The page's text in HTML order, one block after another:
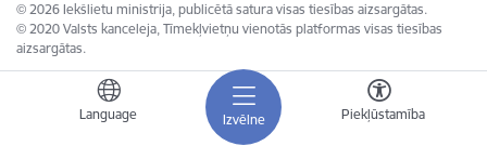
Izvēlne
Language Piekļūstamība
© 2026 Iekšlietu ministrija, publicētā satura visas tiesības aizsargātas.
© 2020 Valsts kanceleja, Tīmekļvietņu vienotās platformas visas tiesības
aizsargātas.